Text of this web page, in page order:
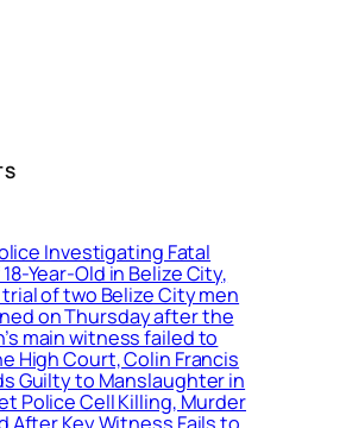
Investigating Fatal
Year-Old in Belize City,
of two Belize City men
on Thursday after the
main witness failed to
High Court, Colin Francis
Guilty to Manslaughter in
Police Cell Killing, Murder